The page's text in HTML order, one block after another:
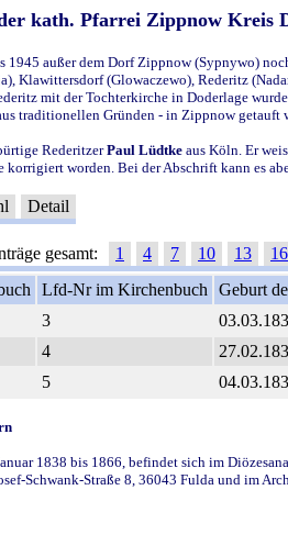
kath. Pfarrei Zippnow Kreis
1945 außer dem Dorf Zippnow (Sypnywo)
Klawittersdorf (Glowaczewo), Rederitz
mit der Tochterkirche in Doderlage
traditionellen Gründen - in Zippnow getauft
RederitzerPaul Lüdtke aus Köln. Er
worden. Bei der Abschrift kann es
Detail
gesamt: 1 4 7 10 13 16
Lfd-Nr im Kirchenbuch Geburt
3
4
5
1838 bis 1866, befindet sich im
Schwank-Straße 8, 36043 Fulda und im